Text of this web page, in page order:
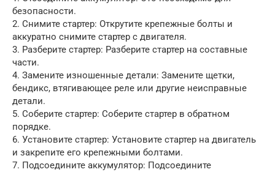
безопасности.
2. Снимите стартер: Открутите крепежные болты и
аккуратно снимите стартер с двигателя.
3. Разберите стартер: Разберите стартер на составные
части.
4. Замените изношенные детали: Замените щетки,
бендикс, втягивающее реле или другие неисправные
детали.
5. Соберите стартер: Соберите стартер в обратном
порядке.
6. Установите стартер: Установите стартер на двигатель
и закрепите его крепежными болтами.
7. Подсоедините аккумулятор: Подсоедините